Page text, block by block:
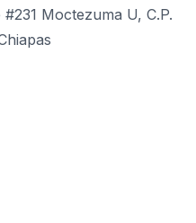
Moctezuma U, C.P.